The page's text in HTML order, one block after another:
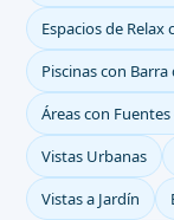
Espacios de
Piscinas con Barra
Áreas con
Vistas Urbanas
Vistas a Jardín